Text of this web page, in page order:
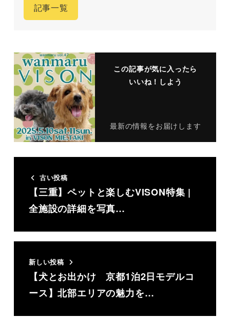
記事一覧
この記事が気に入ったら
いいね！しよう
最新の情報をお届けします
古い投稿
【三重】ペットと楽しむVISON特集 |
全施設の詳細を写真…
新しい投稿
【犬とお出かけ 京都1泊2日モデルコ
ース】北部エリアの魅力を…